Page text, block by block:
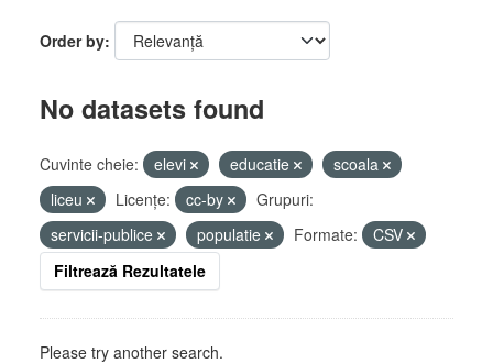
Order by
No datasets found
Cuvinte cheie: elevi educatie
scoala
liceu
Licenţe: cc-by
Grupuri:
servicii-publice
populatie Formate:
CSV
Filtrează Rezultatele
Please try another search.